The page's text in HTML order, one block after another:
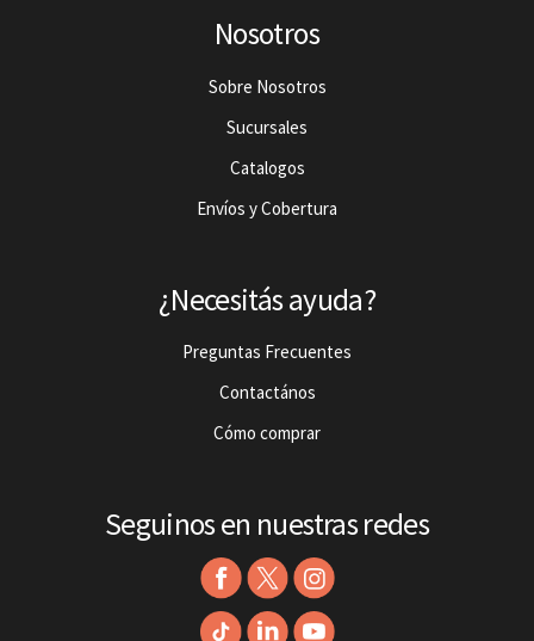
Nosotros
Sobre Nosotros
Sucursales
Catalogos
Envíos y Cobertura
¿Necesitás ayuda?
Preguntas Frecuentes
Contactános
Cómo comprar
Seguinos en nuestras redes